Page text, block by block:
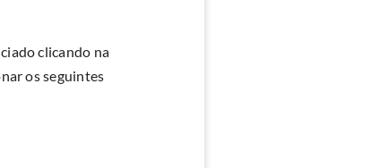
clicando na
os seguintes